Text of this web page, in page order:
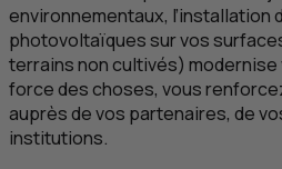
environnementaux, l’installation
photovoltaïques sur vos
terrains non cultivés)
force des choses, vous
auprès de vos partenaires, de
institutions.